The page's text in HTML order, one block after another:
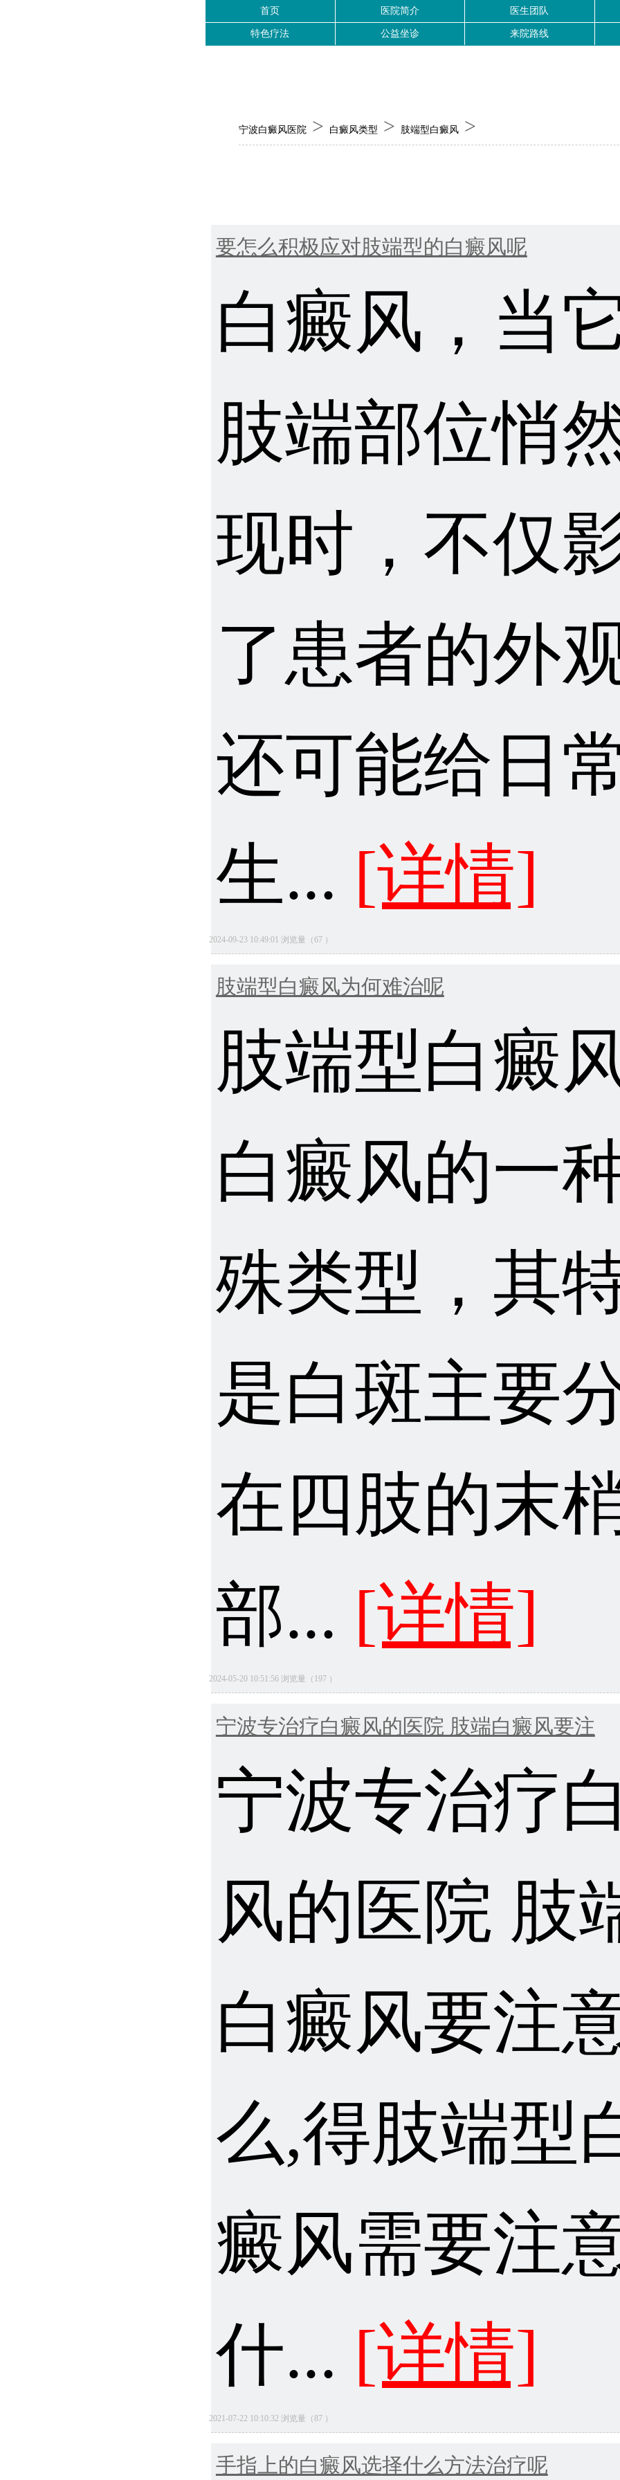
首页 医院简介 医生团队
特色疗法 公益坐诊 来院路线
宁波白癜风医院 > 白癜风类型 > 肢端型白癜风>
要怎么积极应对肢端型的白癜风呢
白癜风，当
肢端部位悄
现时，不仅
了患者的外
还可能给日
生... [详情]
2024-09-23 10:49:01 浏览量（67 ）
肢端型白癜风为何难治呢
肢端型白癜
白癜风的一
殊类型，其
是白斑主要
在四肢的末
部... [详情]
2024-05-20 10:51:56 浏览量（197 ）
宁波专治疗白癜风的医院 肢端白癜风要注
宁波专治疗
风的医院 肢
白癜风要注
么,得肢端型
癜风需要注
什... [详情]
2021-07-22 10:10:32 浏览量（87 ）
手指上的白癜风选择什么方法治疗呢